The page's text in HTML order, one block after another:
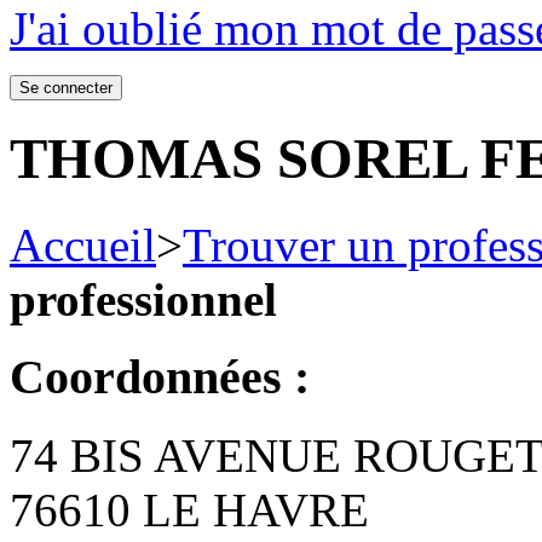
J'ai oublié mon mot de
THOMAS SOREL
Accueil>Trouver un
professionnel
Coordonnées :
74 BIS AVENUE
76610 LE HAVRE